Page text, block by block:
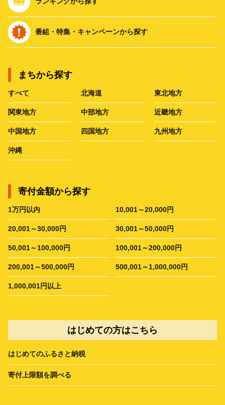
番組・特集・キャンペーンから探す
まちから探す
すべて 北海道 東北地方
関東地方 中部地方 近畿地方
中国地方 四国地方 九州地方
沖縄
寄付金額から探す
1万円以内 10,001～20,000円
20,001～30,000円 30,001～50,000円
50,001～100,000円 100,001～200,000円
200,001～500,000円 500,001～1,000,000円
1,000,001円以上
はじめての方はこちら
はじめてのふるさと納税
寄付上限額を調べる